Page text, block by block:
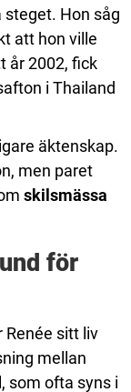
steget. Hon såg
att hon ville
år 2002, fick
i Thailand
äktenskap.
men paret
skilsmässa
för
Renée sitt liv
mellan
som ofta syns i